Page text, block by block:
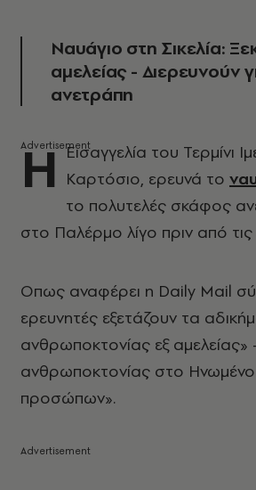
Ναυάγιο στη Σικελία:
αμελείας - Διερευνούν
ανετράπη
Η Εισαγγελία του Τερμίνι
Καρτόσιο, ερευνά το
το πολυτελές σκάφος
στο Παλέρμο λίγο πριν από
Οπως αναφέρει η Daily Mail
ερευνητές εξετάζουν τα
ανθρωποκτονίας εξ
ανθρωποκτονίας στο
προσώπων».